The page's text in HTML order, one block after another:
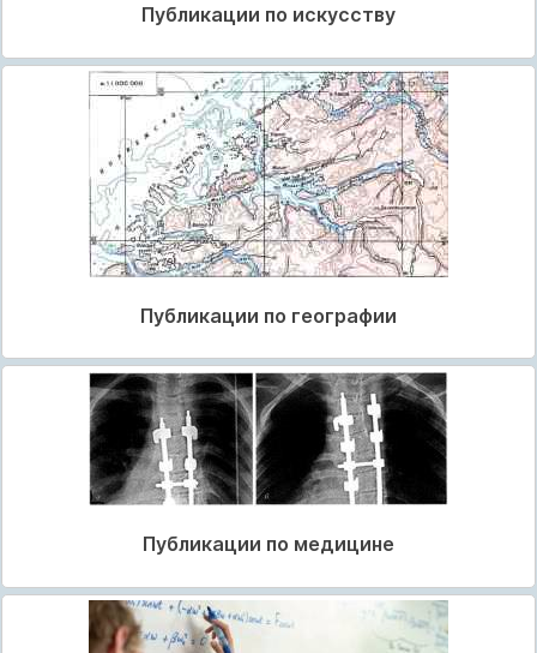
Публикации по искусству
Публикации по географии
Публикации по медицине